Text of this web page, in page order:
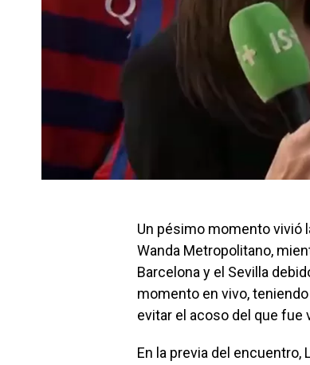
​Un pésimo momento vivió
Wanda Metropolitano,
Barcelona y el Sevilla
momento en vivo,
evitar el acoso del que fue
En la previa del encuentro,